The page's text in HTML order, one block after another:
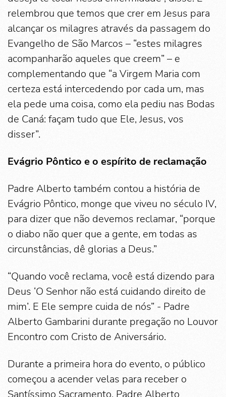
relembrou que temos que crer em Jesus para
alcançar os milagres através da passagem do
Evangelho de São Marcos – “estes milagres
acompanharão aqueles que creem” – e
complementando que “a Virgem Maria com
certeza está intercedendo por cada um, mas
ela pede uma coisa, como ela pediu nas Bodas
de Caná: façam tudo que Ele, Jesus, vos
disser”.
Evágrio Pôntico e o espírito de reclamação
Padre Alberto também contou a história de
Evágrio Pôntico, monge que viveu no século IV,
para dizer que não devemos reclamar, “porque
o diabo não quer que a gente, em todas as
circunstâncias, dê glorias a Deus.”
“Quando você reclama, você está dizendo para
Deus ‘O Senhor não está cuidando direito de
mim’. E Ele sempre cuida de nós” - Padre
Alberto Gambarini durante pregação no Louvor
Encontro com Cristo de Aniversário.
Durante a primeira hora do evento, o público
começou a acender velas para receber o
Santíssimo Sacramento. Padre Alberto